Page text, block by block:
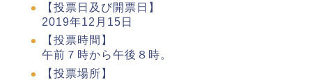
【投票日及び開票日】
2019年12月15日
【投票時間】
午前７時から午後８時。
【投票場所】